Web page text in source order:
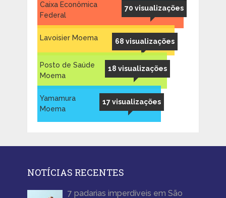
70 visualizações
Caixa Econômica
Federal
68 visualizações
Lavoisier Moema
18 visualizações
Posto de Saúde
Moema
17 visualizações
Yamamura
Moema
NOTÍCIAS RECENTES
7 padarias imperdíveis em São